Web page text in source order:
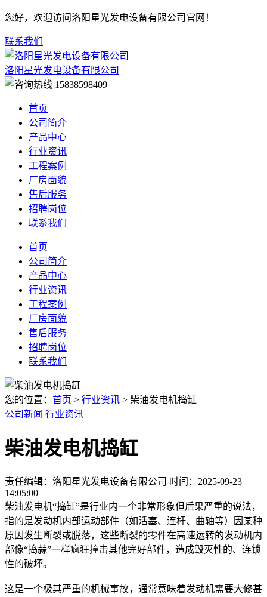
您好，欢迎访问洛阳星光发电设备有限公司官网！
联系我们
洛阳星光发电设备有限公司
15838598409
首页
公司简介
产品中心
行业资讯
工程案例
厂房面貌
售后服务
招聘岗位
联系我们
首页
公司简介
产品中心
行业资讯
工程案例
厂房面貌
售后服务
招聘岗位
联系我们
您的位置： 首页 > 行业资讯 > 柴油发电机捣缸
公司新闻 行业资讯
柴油发电机捣缸
责任编辑：洛阳星光发电设备有限公司 时间：2025-09-23
14:05:00
柴油发电机“捣缸”是行业内一个非常形象但后果严重的说法，
指的是发动机内部运动部件（如活塞、连杆、曲轴等）因某种
原因发生断裂或脱落，这些断裂的零件在高速运转的发动机内
部像“捣蒜”一样疯狂撞击其他完好部件，造成毁灭性的、连锁
性的破坏。
这是一个极其严重的机械事故，通常意味着发动机需要大修甚